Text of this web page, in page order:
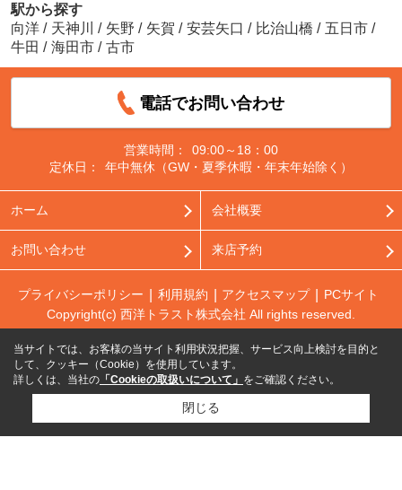
駅から探す
向洋 / 天神川 / 矢野 / 矢賀 / 安芸矢口 / 比治山橋 / 五日市 /
牛田 / 海田市 / 古市
電話でお問い合わせ
営業時間：
09:00～18：00
定休日：
年中無休（GW・夏季休暇・年末年始除く）
ホーム 会社概要
お問い合わせ 来店予約
プライバシーポリシー 利用規約 アクセスマップ
PCサイト
Copyright(c) 西洋トラスト株式会社 All rights reserved.
当サイトでは、お客様の当サイト利用状況把握、サービス向上検討を目的と
して、クッキー（Cookie）を使用しています。
詳しくは、当社の 「Cookieの取扱いについて」 をご確認ください。
閉じる